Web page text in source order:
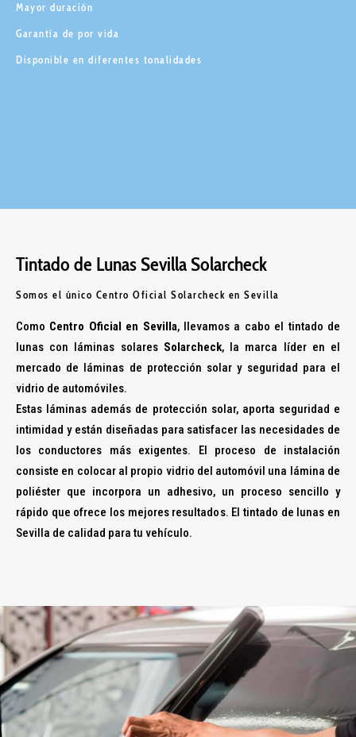
Mayor duración
Garantía de por vida
Disponible en diferentes tonalidades
Tintado de Lunas Sevilla Solarcheck
Somos el único Centro Oficial Solarcheck en Sevilla
Como Centro Oficial en Sevilla, llevamos a cabo el tintado de
lunas con láminas solares Solarcheck, la marca líder en el
mercado de láminas de protección solar y seguridad para el
vidrio de automóviles.
Estas láminas además de protección solar, aporta seguridad e
intimidad y están diseñadas para satisfacer las necesidades de
los conductores más exigentes. El proceso de instalación
consiste en colocar al propio vidrio del automóvil una lámina de
poliéster que incorpora un adhesivo, un proceso sencillo y
rápido que ofrece los mejores resultados. El tintado de lunas en
Sevilla de calidad para tu vehículo.